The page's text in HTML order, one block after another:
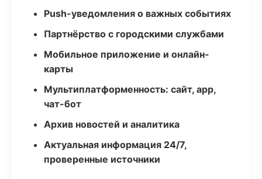
Push-уведомления о важных событиях
Партнёрство с городскими службами
Мобильное приложение и онлайн-
карты
Мультиплатформенность: сайт, app,
чат-бот
Архив новостей и аналитика
Актуальная информация 24/7,
проверенные источники